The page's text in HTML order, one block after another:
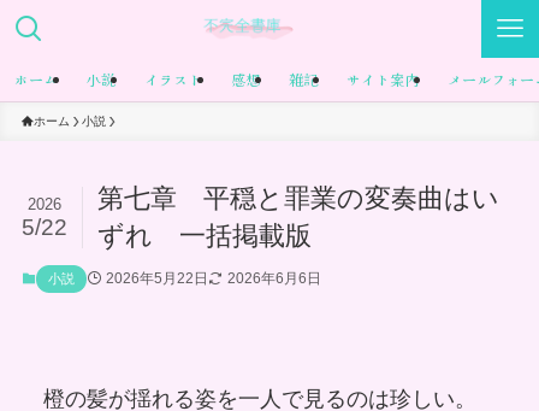
ホーム 小説 イラスト 感想 雑記 サイト案内 メールフォー
ホーム 小説
第七章 平穏と罪業の変奏曲はい
ずれ 一括掲載版
2026
5/22
小説 2026年5月22日 2026年6月6日
橙の髪が揺れる姿を一人で見るのは珍しい。